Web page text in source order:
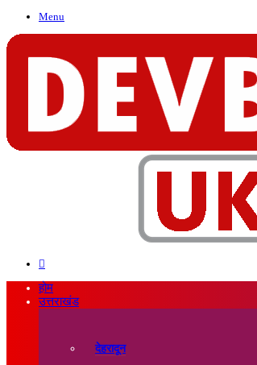
Menu
होम
उत्तराखंड
देहरादून